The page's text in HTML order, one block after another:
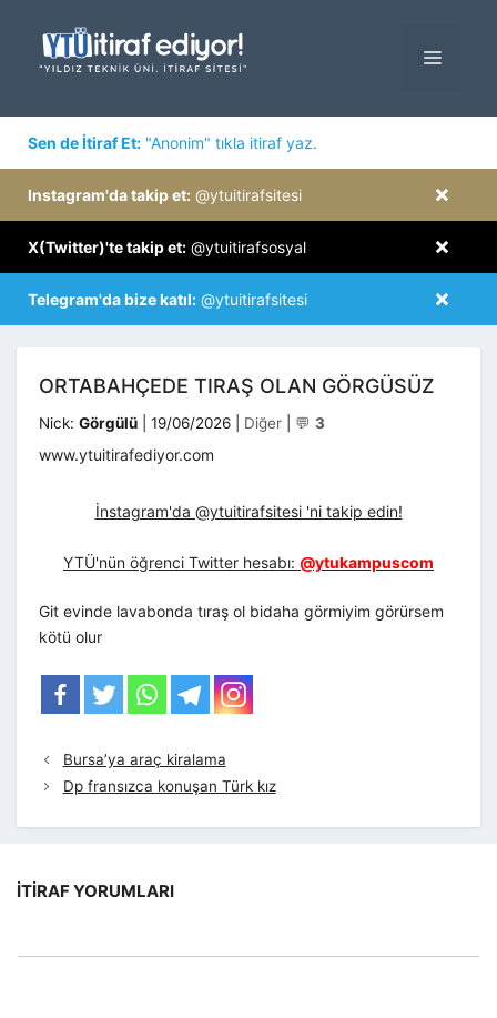
MENÜ
Sen de İtiraf Et: "Anonim" tıkla itiraf yaz.
×
Instagram'da takip et: @ytuitirafsitesi
×
X(Twitter)'te takip et: @ytuitirafsosyal
×
Telegram'da bize katıl: @ytuitirafsitesi
ORTABAHÇEDE TIRAŞ OLAN GÖRGÜSÜZ
Nick: Görgülü 19/06/2026 Kategoriler
Diğer 💬 3
www.ytuitirafediyor.com
İnstagram'da @ytuitirafsitesi 'ni takip edin!
YTÜ'nün öğrenci Twitter hesabı: @ytukampuscom
Git evinde lavabonda tıraş ol bidaha görmiyim görürsem
kötü olur
Bursa’ya araç kiralama
Dp fransızca konuşan Türk kız
İTIRAF YORUMLARI